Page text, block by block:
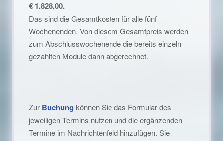
€ 1.828,00.
Das sind die Gesamtkosten für alle fünf
Wochenenden. Von diesem Gesamtpreis werden
zum Abschlusswochenende die bereits einzeln
gezahlten Module dann abgerechnet.
Zur Buchung können Sie das Formular des
jeweiligen Termins nutzen und die ergänzenden
Termine im Nachrichtenfeld hinzufügen. Sie